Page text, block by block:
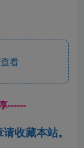
看
------
收藏本站。